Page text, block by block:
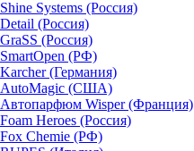
Shine Systems (Россия)
Detail (Россия)
GraSS (Россия)
SmartOpen (РФ)
Karcher (Германия)
AutoMagic (США)
Автопарфюм Wisper (Франция)
Foam Heroes (Россия)
Fox Chemie (РФ)